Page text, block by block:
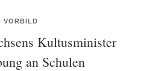
VORBILD
Kultusminister
an Schulen